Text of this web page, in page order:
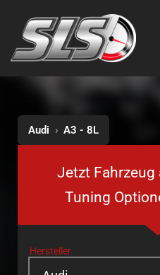
Audi › A3 - 8L
Jetzt Fahrzeug
Tuning
Hersteller